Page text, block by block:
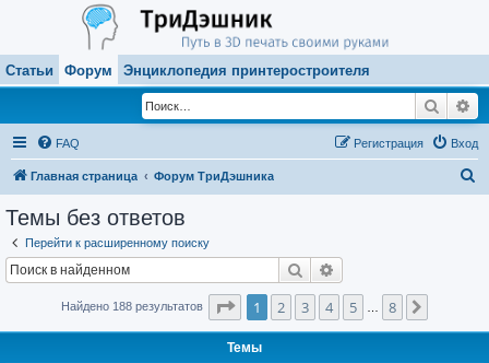
Статьи Форум Энциклопедия принтеростроителя
Поиск
FAQ Вход
Регистрация
Главная страница Форум ТриДэшника
Темы без ответов
Перейти к расширенному поиску
Поиск
Найдено 188 результатов Страница1 из
1 2 3 4 5 8
Темы